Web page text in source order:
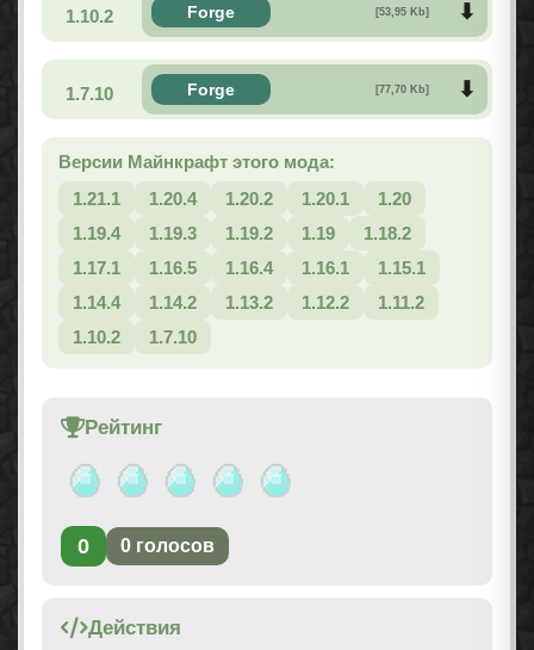
1.10.2 Forge [53,95 Kb]
1.7.10 Forge [77,70 Kb]
Версии Майнкрафт этого мода:
1.21.1
1.20.4 1.20.2 1.20.1
1.20
1.19.4
1.19.3 1.19.2 1.19
1.18.2
1.17.1
1.16.5 1.16.4 1.16.1
1.15.1
1.14.4
1.14.2 1.13.2 1.12.2
1.11.2
1.10.2
1.7.10
Рейтинг
0 0 голосов
Действия